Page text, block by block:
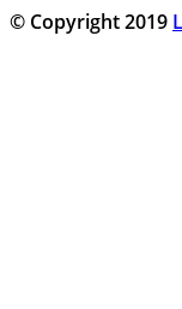
© Copyright 2019